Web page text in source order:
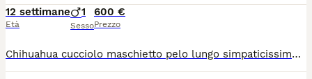
12 settimane
Età
1
Sesso
600 €
Prezzo
Chihuahua cucciolo maschietto pelo lungo simpaticissimo dolce giocherellone, età 80 giorni taglia piccola, sverminato visitato dal veterinario microchip già inserito no vaccino eventuale spesa a parte richiesta euro 600 solo persone seriamente interessate no perditempo no collezionisti di foto queste sono di oggi visibile levante ligure